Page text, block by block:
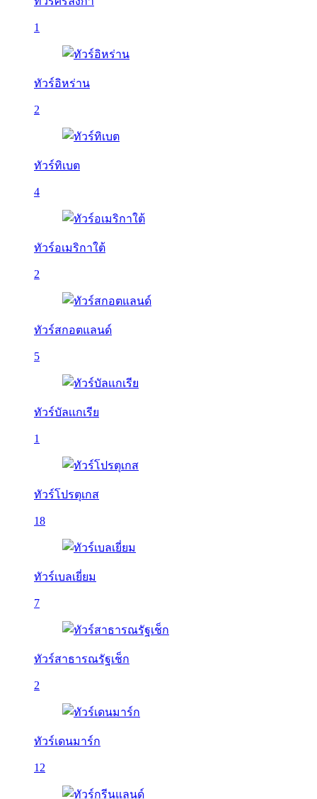
1
ทัวร์อิหร่าน
2
ทัวร์ทิเบต
4
ทัวร์อเมริกาใต้
2
ทัวร์สกอตแลนด์
5
ทัวร์บัลเเกเรีย
1
ทัวร์โปรตุเกส
18
ทัวร์เบลเยี่ยม
7
ทัวร์สาธารณรัฐเช็ก
2
ทัวร์เดนมาร์ก
12